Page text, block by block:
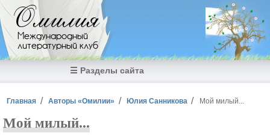
Перейти к основному содержанию
Омилия
Международный
литературный клуб
☰ Разделы сайта
Вы здесь
Главная Авторы «Омилии» Юлия Санникова Мой милый...
Мой милый...